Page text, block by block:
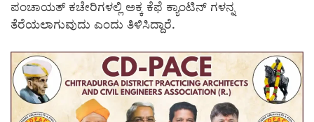
ಪಂಚಾಯತ್ ಕಚೇರಿಗಳಲ್ಲಿ ಅಕ್ಕ ಕೆಫೆ ಕ್ಯಾಂಟಿನ್ ಗಳನ್ನ
ತೆರೆಯಲಾಗುವುದು ಎಂದು ತಿಳಿಸಿದ್ದಾರೆ.